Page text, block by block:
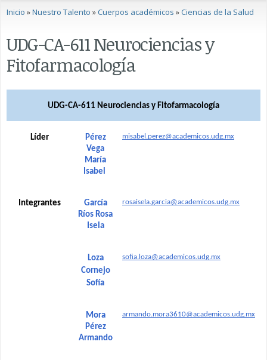
Se encuentra usted aquí
Inicio »Nuestro Talento »Cuerpos académicos »Ciencias de la Salud
UDG-CA-611 Neurociencias y
Fitofarmacología
UDG-CA-611 Neurociencias y Fitofarmacología
Líder
Pérez
Vega
María
Isabel
misabel.perez@academicos.udg.mx
Integrantes
García
Ríos Rosa
Isela
rosaisela.garcia@academicos.udg.mx
Loza
Cornejo
Sofía
sofia.loza@academicos.udg.mx
Mora
Pérez
Armando
armando.mora3610@academicos.udg.mx